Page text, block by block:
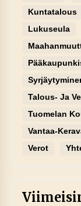
Kuntatalous
Lukuseula
Talous- Ja
Tuomelan
Vantaa-
Verot